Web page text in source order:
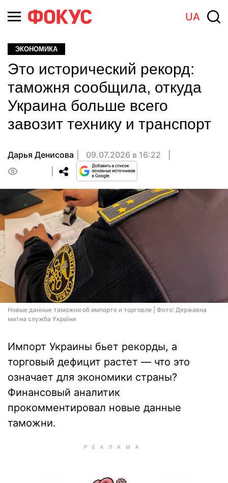
UA
ЭКОНОМИКА
Это исторический рекорд:
таможня сообщила, откуда
Украина больше всего
завозит технику и транспорт
Дарья Денисова
09.07.2026 в 16:22
Новые данные таможни об импорте и торговле | Фото: Державна
митна служба України
Импорт Украины бьет рекорды, а
торговый дефицит растет — что это
означает для экономики страны?
Финансовый аналитик
прокомментировал новые данные
таможни.